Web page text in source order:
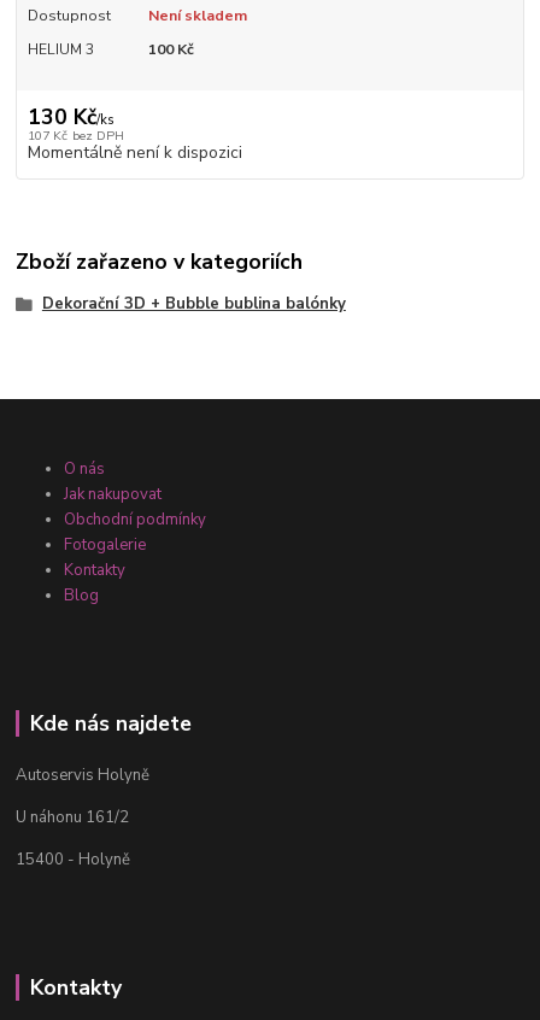
Dostupnost
Není skladem
HELIUM 3
100 Kč
130 Kč/ks
107 Kč bez DPH
Momentálně není k dispozici
Zboží zařazeno v kategoriích
Dekorační 3D + Bubble bublina balónky
O nás
Jak nakupovat
Obchodní podmínky
Fotogalerie
Kontakty
Blog
Kde nás najdete
Autoservis Holyně
U náhonu 161/2
15400 - Holyně
Kontakty